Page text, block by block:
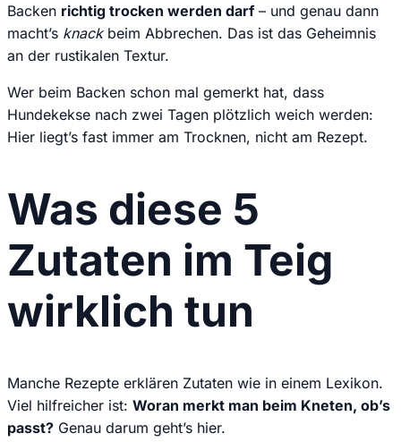
Backen richtig trocken werden darf– und genau dann
macht’s knackbeim Abbrechen. Das ist das Geheimnis
an der rustikalen Textur.
Wer beim Backen schon mal gemerkt hat, dass
Hundekekse nach zwei Tagen plötzlich weich werden:
Hier liegt’s fast immer am Trocknen, nicht am Rezept.
Was diese 5
Zutaten im Teig
wirklich tun
Manche Rezepte erklären Zutaten wie in einem Lexikon.
Viel hilfreicher ist: Woran merkt man beim Kneten, ob’s
passt? Genau darum geht’s hier.